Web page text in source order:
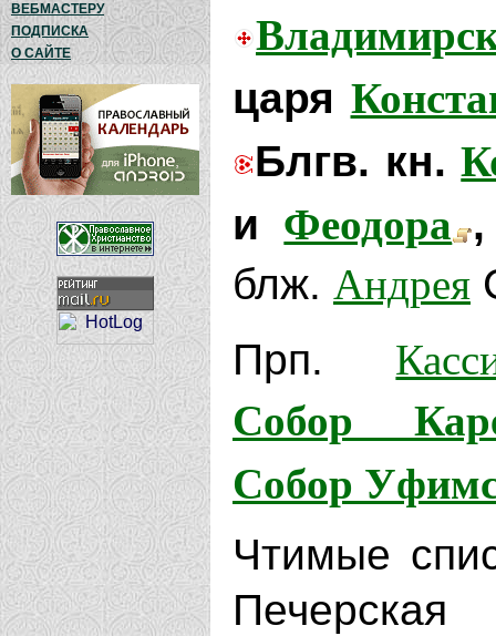
ВЕБМАСТЕРУ
ПОДПИСКА
О САЙТЕ
царя
Блгв. кн.
и Феодора
блж. Андрея
Прп.
Собор
Собор
Чтимые